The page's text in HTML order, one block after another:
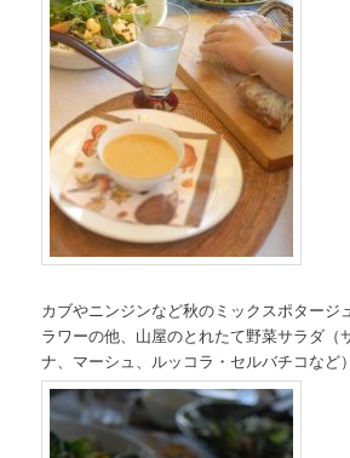
カブやニンジンなど秋のミックスポタージ
ラワーの他、山屋のとれたて野菜サラダ（
ナ、マーシュ、ルッコラ・セルバチコなど